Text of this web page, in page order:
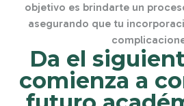
objetivo es brindarte un
asegurando que tu
Da el
comienza a